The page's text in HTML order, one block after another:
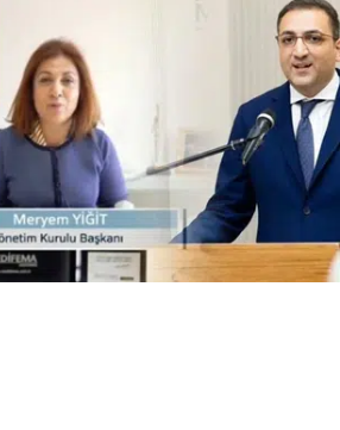
Çanakkale
Çankırı
Çorum
Denizli
Diyarbakır